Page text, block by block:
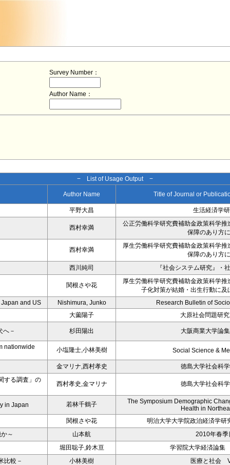
Survey Number：
Author Name：
− List of Usage Output −
Author Name Title of Journal or
平野大昌 生活経済学
西村幸満
公正労働科学研究費補助金政策科学
保障のあり方
西村幸満
厚生労働科学研究費補助金政策科学
保障のあり方
西川純司
『社会システム研究』・
関根さや花
厚生労働科学研究費補助金政策科学
子化対策が結婚・出生行動に
and US
Nishimura, Junko
Research Bulletin of
大薗陽子
大原社会問題研
へ－ 杉田陽出 大阪商業大学論
nationwide 小塩隆士,小林美樹 Social Science &
金マリナ,西村孝史
徳島大学社会科
する調査」の
西村孝史,金マリナ 徳島大学社会科
in Japan 若林千鶴子
The Symposium Demographic
Health in
関根さや花
明治大学大学院政治経済学研
～
山本航
2010年春季
堀田聡子,鈴木亘
学習院大学経済論
比較－
小林美樹
医療と社会